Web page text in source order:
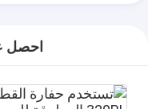
احصل